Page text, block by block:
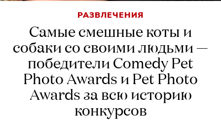
РАЗВЛЕЧЕНИЯ
Самые смешные коты и
собаки со своими людьми —
победители Comedy Pet
Photo Awards и Pet Photo
Awards за всю историю
конкурсов